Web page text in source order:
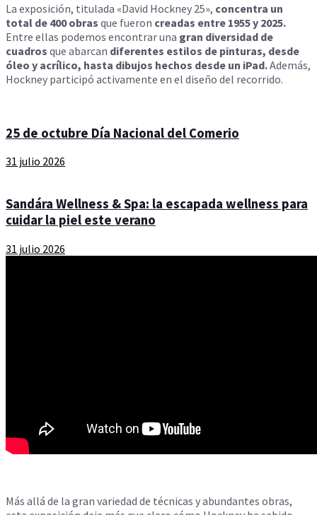
La exposición, titulada «David Hockney 25», concentra un
total de 400 obras que fueron creadas entre 1955 y 2025.
Entre ellas podemos encontrar una gran diversidad de
cuadros que abarcan diferentes estilos de pinturas, desde
óleo y acrílico, hasta dibujos hechos desde un iPad.Además,
Hockney participó activamente en el diseño del recorrido.
25 de octubre Día Nacional del Comerio
31 julio 2026
Sandára Wellness & Spa: la escapada wellness para
cuidar la piel este verano
31 julio 2026
Más allá de la gran variedad de técnicas y abundantes obras,